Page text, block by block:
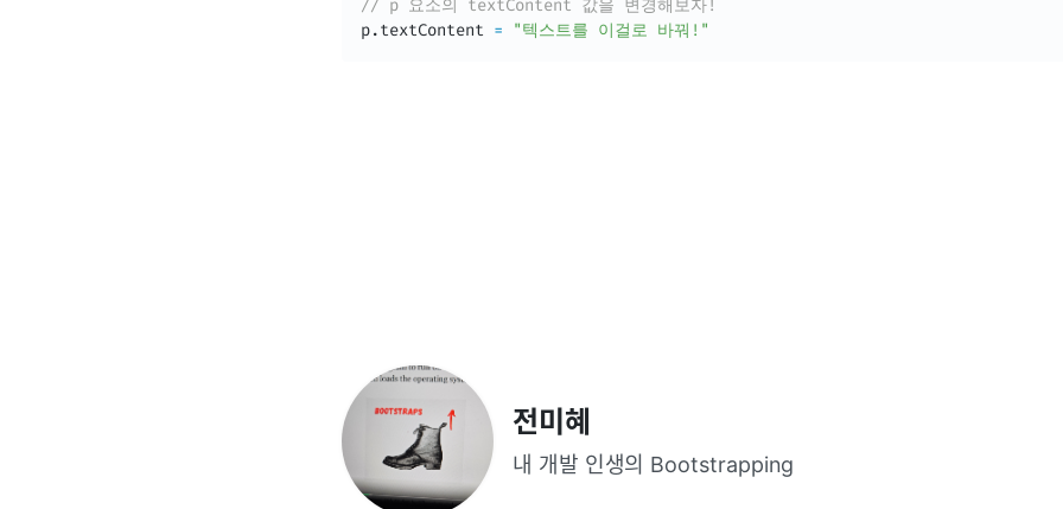
// p 요소의 textContent 값을 변경해보자!
p.textContent = "텍스트를 이걸로 바꿔!"
전미혜
내 개발 인생의 Bootstrapping